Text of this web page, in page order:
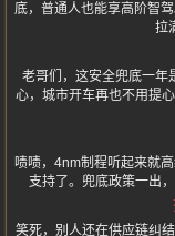
底，普通人也能享高阶智
拉
老哥们，这安全兜底一年
心，城市开车再也不用提
啧啧，4nm制程听起来就
支持了。兜底政策一出
笑死，别人还在供应链纠